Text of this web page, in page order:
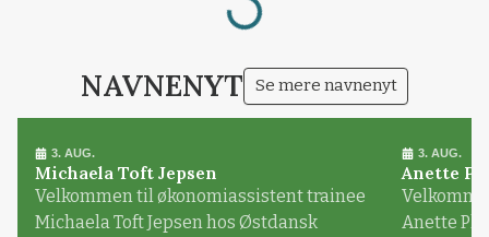
Loading...
NAVNENYT Se mere navnenyt
3. AUG.
Michaela Toft Jepsen
Velkommen til økonomiassistent trainee
Michaela Toft Jepsen hos Østdansk
3. AUG.
Anette
Anette